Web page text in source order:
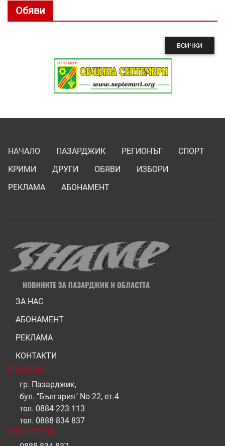
Обяви
ВСИЧКИ
НАЧАЛО ПАЗАРДЖИК РЕГИОНЪТ
СПОРТ
КРИМИ
ДРУГИ ОБЯВИ
ИЗБОРИ
РЕКЛАМА
АБОНАМЕНТ
ЗА НАС
АБОНАМЕНТ
РЕКЛАМА
КОНТАКТИ
РЕКЛАМА
гр. Пазарджик,
бул. "България" No 22, ет.4
тел. 0884 223 113
тел. 0888 834 837
РЕПОРТЕРИ